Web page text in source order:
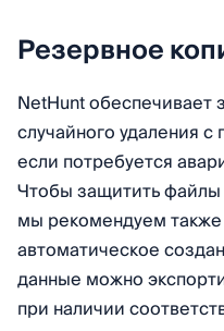
Резервное
NetHunt обеспечивает
случайного удаления
если потребуется
Чтобы защитить файлы
мы рекомендуем также
автоматическое
данные можно
при наличии